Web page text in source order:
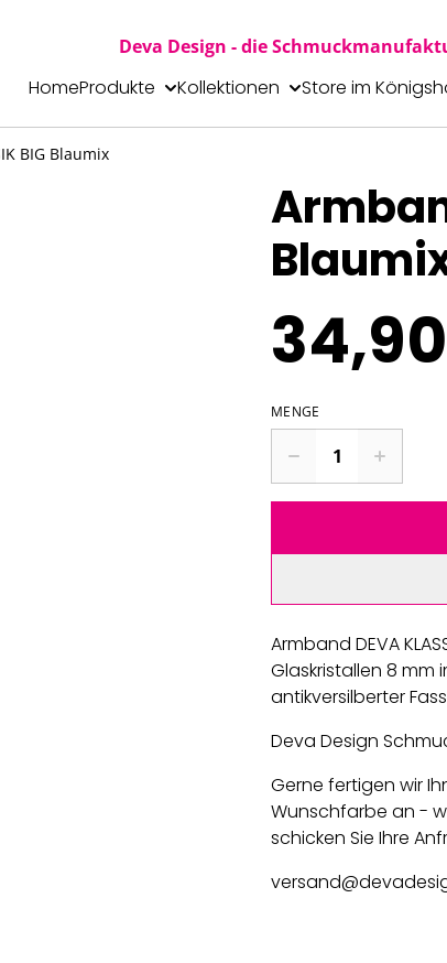
Deva Design - die
HomeProdukte Kollektionen Store im
BIG Blaumix
MENGE
Armband DEVA
Glaskristallen 8 mm
antikversilberter
Deva Design
Gerne fertigen wir
Wunschfarbe an -
schicken Sie Ihre